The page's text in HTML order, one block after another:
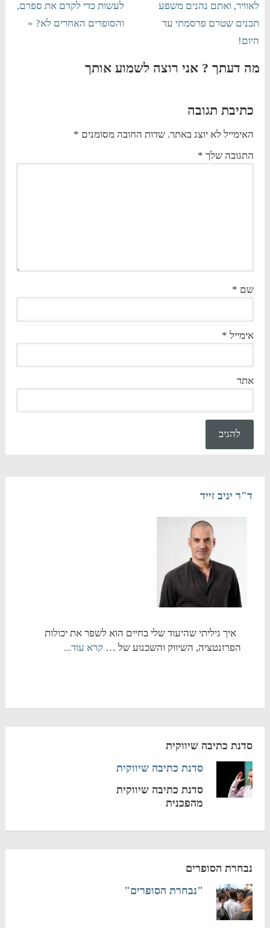
לאוויר, ואתם נהנים משפע
תכנים שטרם פרסמתי עד
היום!
לעשות כדי לקדם את ספרם,
והסופרים האחרים לא? »
מה דעתך ? אני רוצה לשמוע אותך
כתיבת תגובה
האימייל לא יוצג באתר. שדות החובה מסומנים *
התגובה שלך *
שם *
אימייל *
אתר
ד"ר יניב זייד
איך גיליתי שהיעוד שלי בחיים הוא לשפר את יכולות
הפרזנטציה, השיווק והשכנוע של … קרא עוד...
סדנת כתיבה שיווקית
סדנת כתיבה שיווקית
סדנת כתיבה שיווקית
מהפכנית
נבחרת הסופרים
"נבחרת הסופרים"